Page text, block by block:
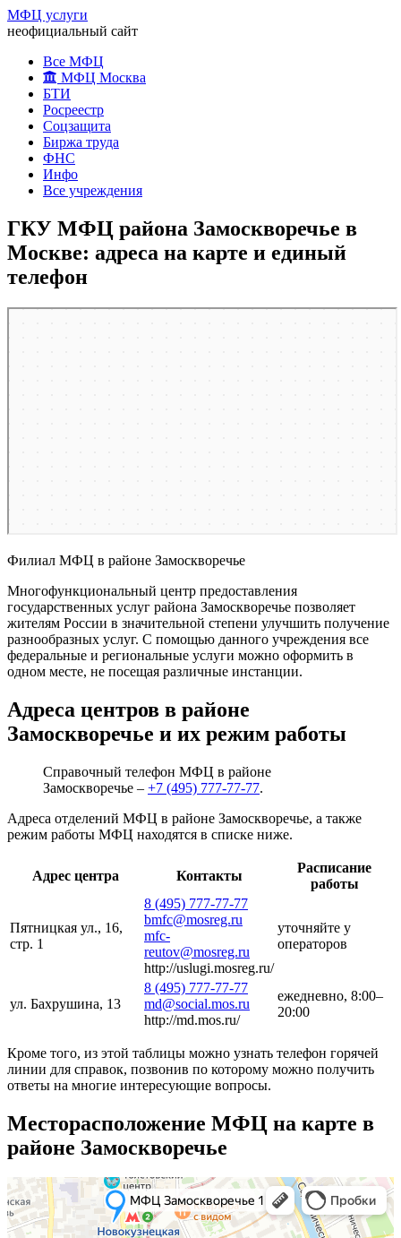
МФЦ услуги
неофициальный сайт
Все МФЦ
МФЦ Москва
БТИ
Росреестр
Соцзащита
Биржа труда
ФНС
Инфо
Все учреждения
ГКУ МФЦ района Замоскворечье в
Москве: адреса на карте и единый
телефон
Филиал МФЦ в районе Замоскворечье
Многофункциональный центр предоставления
государственных услуг района Замоскворечье позволяет
жителям России в значительной степени улучшить получение
разнообразных услуг. С помощью данного учреждения все
федеральные и региональные услуги можно оформить в
одном месте, не посещая различные инстанции.
Адреса центров в районе
Замоскворечье и их режим работы
Справочный телефон МФЦ в районе
Замоскворечье – +7 (495) 777-77-77.
Адреса отделений МФЦ в районе Замоскворечье, а также
режим работы МФЦ находятся в списке ниже.
Адрес центра Контакты
Расписание
работы
Пятницкая ул., 16,
стр. 1
8 (495) 777-77-77
bmfc@mosreg.ru
mfc-
reutov@mosreg.ru
http://uslugi.mosreg.ru/
уточняйте у
операторов
ул. Бахрушина, 13
8 (495) 777-77-77
md@social.mos.ru
http://md.mos.ru/
ежедневно, 8:00–
20:00
Кроме того, из этой таблицы можно узнать телефон горячей
линии для справок, позвонив по которому можно получить
ответы на многие интересующие вопросы.
Месторасположение МФЦ на карте в
районе Замоскворечье